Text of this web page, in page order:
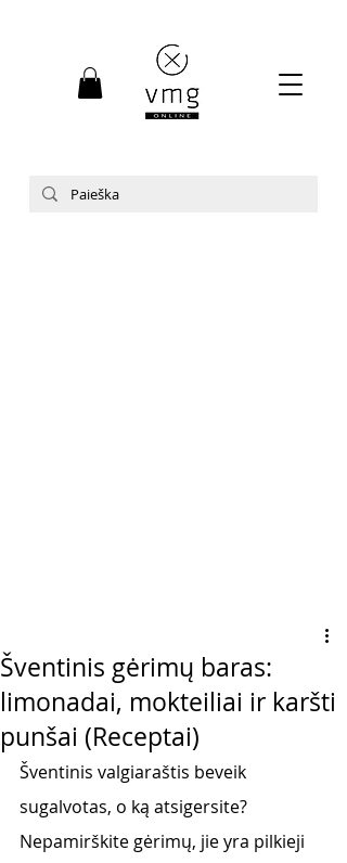
Šventinis gėrimų baras:
limonadai, mokteiliai ir karšti
punšai (Receptai)
Šventinis valgiaraštis beveik
sugalvotas, o ką atsigersite?
Nepamirškite gėrimų, jie yra pilkieji